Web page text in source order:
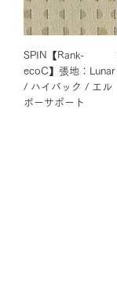
SPIN【Rank-
ecoC】張地：Lunar
/ ハイバック / エル
ボーサポート